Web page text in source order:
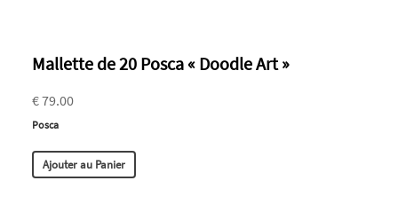
Mallette de 20 Posca « Doodle Art »
€ 79.00
Posca
Ajouter au Panier